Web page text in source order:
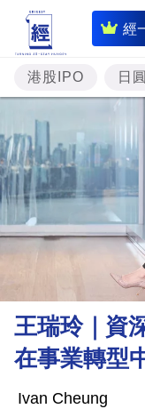
經
即
時
財
經
投
資
市
理
財
商
港股IPO 日圓
王瑞玲｜資
在事業轉型
Ivan Cheung